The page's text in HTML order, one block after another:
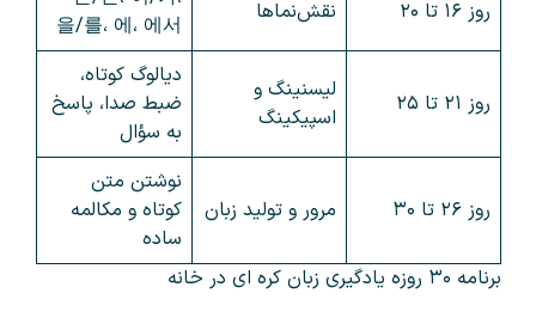
روز ۱۶ تا ۲۰ نقش‌نماها
을/를، 에، 에서
روز ۲۱ تا ۲۵
لیسنینگ و
اسپیکینگ
دیالوگ کوتاه،
ضبط صدا، پاسخ
به سؤال
روز ۲۶ تا ۳۰ مرور و تولید زبان
نوشتن متن
کوتاه و مکالمه
ساده
برنامه ۳۰ روزه یادگیری زبان کره‌ ای در خانه